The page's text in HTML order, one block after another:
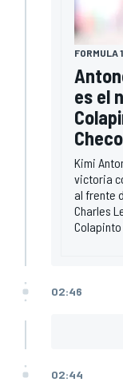
FORMULA 1
es el
Kimi
victoria
al frente
Charles
Colapinto
02:46
02:44